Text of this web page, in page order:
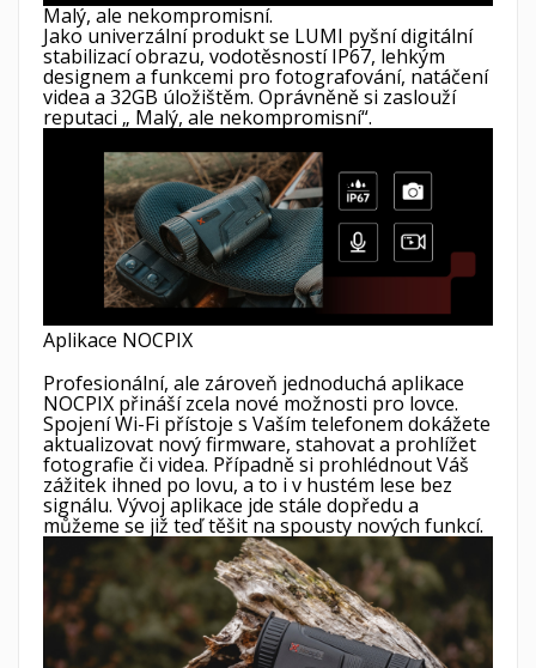
Malý, ale nekompromisní.
Jako univerzální produkt se LUMI pyšní digitální
stabilizací obrazu, vodotěsností IP67, lehkým
designem a funkcemi pro fotografování, natáčení
videa a 32GB úložištěm. Oprávněně si zaslouží
reputaci „ Malý, ale nekompromisní“.
Aplikace NOCPIX
Profesionální, ale zároveň jednoduchá aplikace
NOCPIX přináší zcela nové možnosti pro lovce.
Spojení Wi-Fi přístoje s Vaším telefonem dokážete
aktualizovat nový firmware, stahovat a prohlížet
fotografie či videa. Případně si prohlédnout Váš
zážitek ihned po lovu, a to i v hustém lese bez
signálu. Vývoj aplikace jde stále dopředu a
můžeme se již teď těšit na spousty nových funkcí.